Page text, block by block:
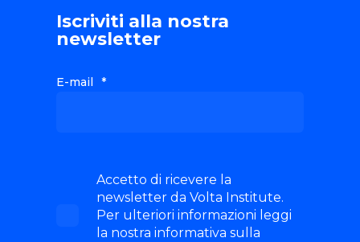
Iscriviti alla nostra
newsletter
E-mail *
Accetto di ricevere la
newsletter da Volta Institute.
Per ulteriori informazioni leggi
la nostra informativa sulla